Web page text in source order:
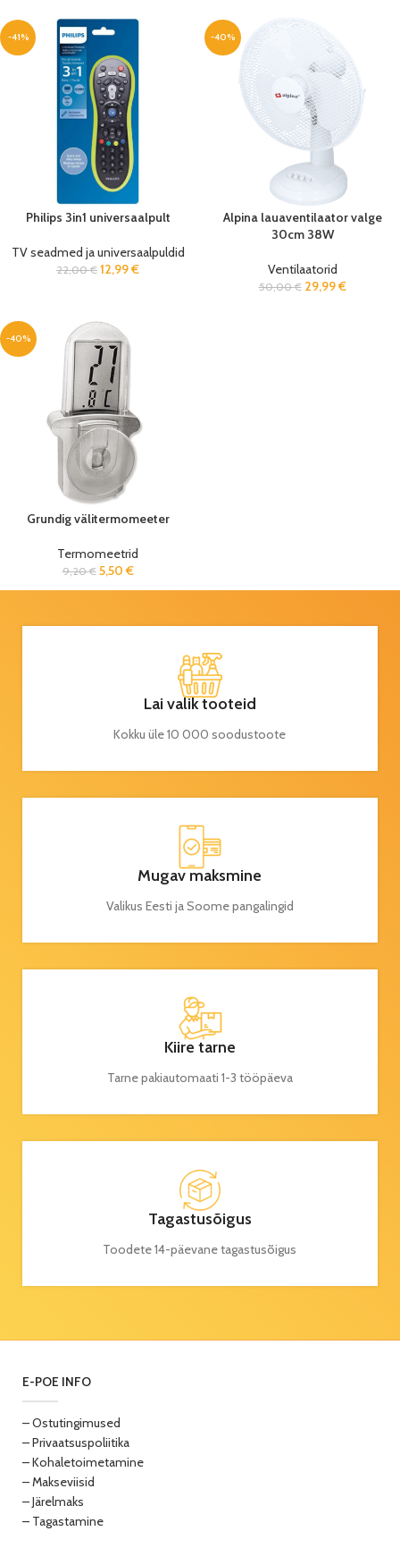
-41%
Philips 3in1 universaalpult
TV seadmed ja universaalpuldid
22,00€ 12,99€
-40%
Alpina lauaventilaator valge
30cm 38W
Ventilaatorid
50,00€ 29,99€
-40%
Grundig välitermomeeter
Termomeetrid
9,20€ 5,50 €
Lai valik tooteid
Kokku üle 10 000 soodustoote
Mugav maksmine
Valikus Eesti ja Soome pangalingid
Kiire tarne
Tarne pakiautomaati 1-3 tööpäeva
Tagastusõigus
Toodete 14-päevane tagastusõigus
E-POE INFO
– Ostutingimused
– Privaatsuspoliitika
– Kohaletoimetamine
– Makseviisid
– Järelmaks
– Tagastamine